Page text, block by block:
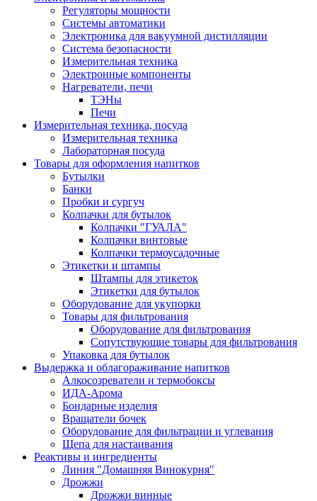
Регуляторы мощности
Системы автоматики
Электроника для вакуумной дистилляции
Система безопасности
Измерительная техника
Электронные компоненты
Нагреватели, печи
ТЭНы
Печи
Измерительная техника, посуда
Измерительная техника
Лабораторная посуда
Товары для оформления напитков
Бутылки
Банки
Пробки и сургуч
Колпачки для бутылок
Колпачки "ГУАЛА"
Колпачки винтовые
Колпачки термоусадочные
Этикетки и штампы
Штампы для этикеток
Этикетки для бутылок
Оборудование для укупорки
Товары для фильтрования
Оборудование для фильтрования
Сопутствующие товары для фильтрования
Упаковка для бутылок
Выдержка и облагораживание напитков
Алкосозреватели и термобоксы
ИДА-Арома
Бондарные изделия
Вращатели бочек
Оборудование для фильтрации и углевания
Щепа для настаивания
Реактивы и ингредиенты
Линия "Домашняя Винокурня"
Дрожжи
Дрожжи винные